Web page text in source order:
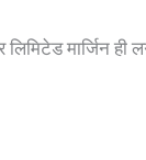
लिमिटेड मार्जिन